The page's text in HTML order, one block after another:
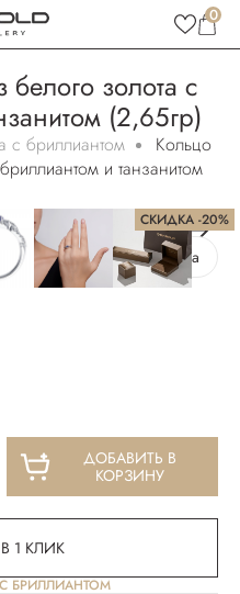
0
золота с
(2,65гр)
с бриллиантом
Кольцо
и танзанитом
СКИДКА -20%
Бесплатная упаковка
ДОБАВИТЬ В
КОРЗИНУ
1 КЛИК
БРИЛЛИАНТОМ